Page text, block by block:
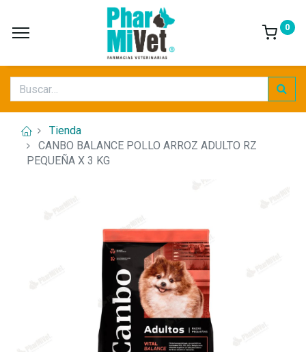
0
Tienda
CANBO BALANCE POLLO ARROZ ADULTO RZ
PEQUEÑA X 3 KG